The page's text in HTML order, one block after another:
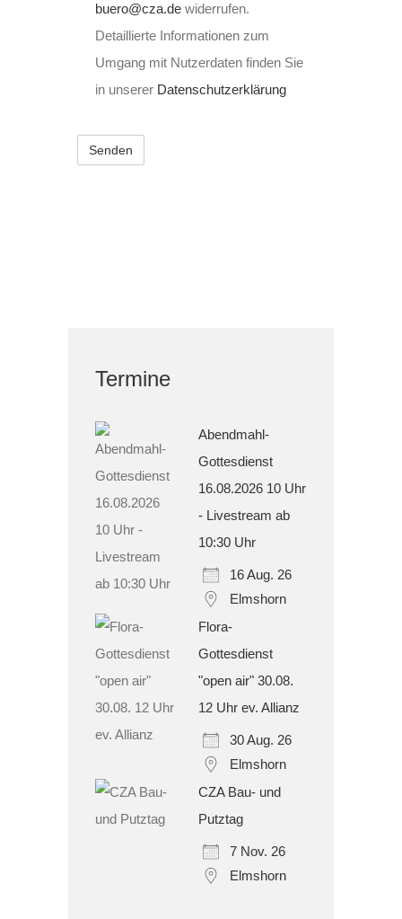
buero@cza.de widerrufen.
Detaillierte Informationen zum
Umgang mit Nutzerdaten finden Sie
in unserer Datenschutzerklärung
Termine
Abendmahl-
Gottesdienst
16.08.2026 10 Uhr
- Livestream ab
10:30 Uhr
16 Aug. 26
Elmshorn
Flora-
Gottesdienst
"open air" 30.08.
12 Uhr ev. Allianz
30 Aug. 26
Elmshorn
CZA Bau- und
Putztag
7 Nov. 26
Elmshorn